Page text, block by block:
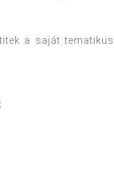
a saját tematikus